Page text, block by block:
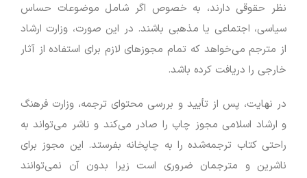
نظر حقوقی دارند، به خصوص اگر شامل موضوعات حساس
سیاسی، اجتماعی یا مذهبی باشند. در این صورت، وزارت ارشاد
از مترجم می‌خواهد که تمام مجوزهای لازم برای استفاده از آثار
خارجی را دریافت کرده باشد.
در نهایت، پس از تأیید و بررسی محتوای ترجمه، وزارت فرهنگ
و ارشاد اسلامی مجوز چاپ را صادر می‌کند و ناشر می‌تواند به
راحتی کتاب ترجمه‌شده را به چاپخانه بفرستد. این مجوز برای
ناشرین و مترجمان ضروری است زیرا بدون آن نمی‌توانند